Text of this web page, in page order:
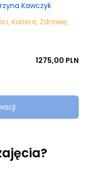
Kawczyk
, Kariera, Zdrowie,
1275,00 PLN